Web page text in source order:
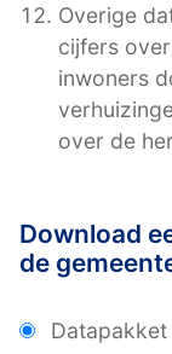
Overige
cijfers
inwoners
over de
Download
de
Datapakket